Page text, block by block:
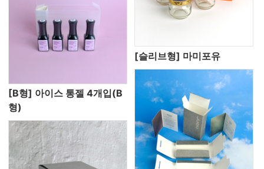
[B형] 아이스 통젤 4개입(B
형)
[슬리브형] 마미포유